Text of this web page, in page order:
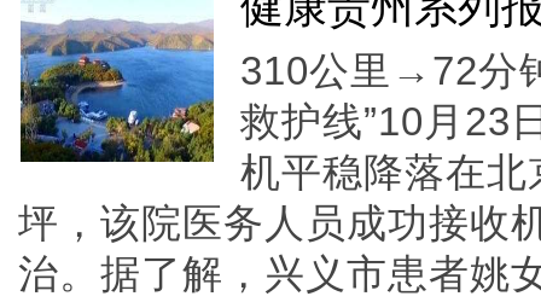
310公里→72分
救护线”10月23
机平稳降落在
坪，该院医务人员成功接收
治。据了解，兴义市患者姚